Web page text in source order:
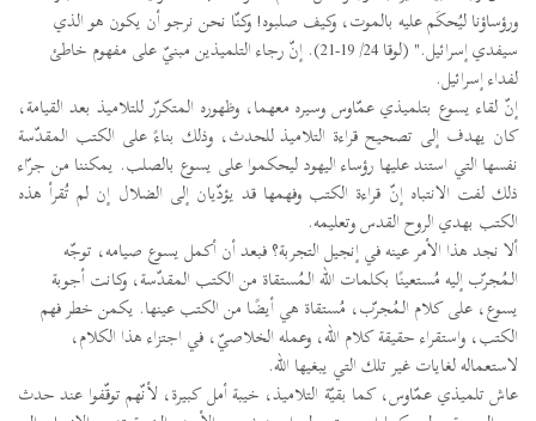
ورؤساؤنا ليُحكَم عليه بالموت، وكيف صلبوه! وكنّا نحن نرجو أن يكون هو الذي
سيفدي إسرائيل." (لوقا 24/ 19-21). إنّ رجاء التلميذين مبنيّ على مفهوم خاطئ
لفداء إسرائيل.
إنّ لقاء يسوع بتلميذي عمّاوس وسيره معهما، وظهوره المتكرّر للتلاميذ بعد القيامة،
كان يهدف إلى تصحيح قراءة التلاميذ للحدث، وذلك بناءً على الكتب المقدّسة
نفسها التي استند عليها رؤساء اليهود ليحكموا على يسوع بالصلب. يمكننا من جرّاء
ذلك لفت الانتباه إنّ قراءة الكتب وفهمها قد يؤدّيان إلى الضلال إن لم تُقرأ هذه
الكتب بهدي الروح القدس وتعليمه.
ألا نجد هذا الأمر عينه في إنجيل التجربة؟ فبعد أن أكمل يسوع صيامه، توجّه
الـمُجرّب إليه مُستعينًا بكلمات الله الـمُستقاة من الكتب المقدّسة، وكانت أجوبة
يسوع، على كلام الـمُجرّب، مُستقاة هي أيضًا من الكتب عينها. يكمن خطر فهم
الكتب، واستقراء حقيقة كلام الله، وعمله الخلاصيّ، في اجتزاء هذا الكلام،
لاستعماله لغايات غير تلك التي يبغيها الله.
عاش تلميذي عمّاوس، كما بقيّة التلاميذ، خيبة أمل كبيرة، لأنّهم توقّفوا عند حدث